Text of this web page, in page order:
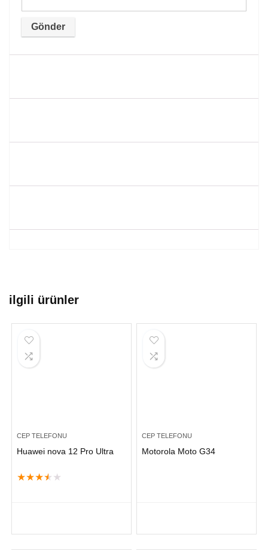
ilgili ürünler
CEP TELEFONU
Huawei nova 12 Pro Ultra
★★★★ ★
CEP TELEFONU
Motorola Moto G34